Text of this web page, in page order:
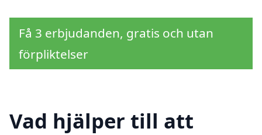
Få 3 erbjudanden, gratis och utan
förpliktelser
Vad hjälper till att